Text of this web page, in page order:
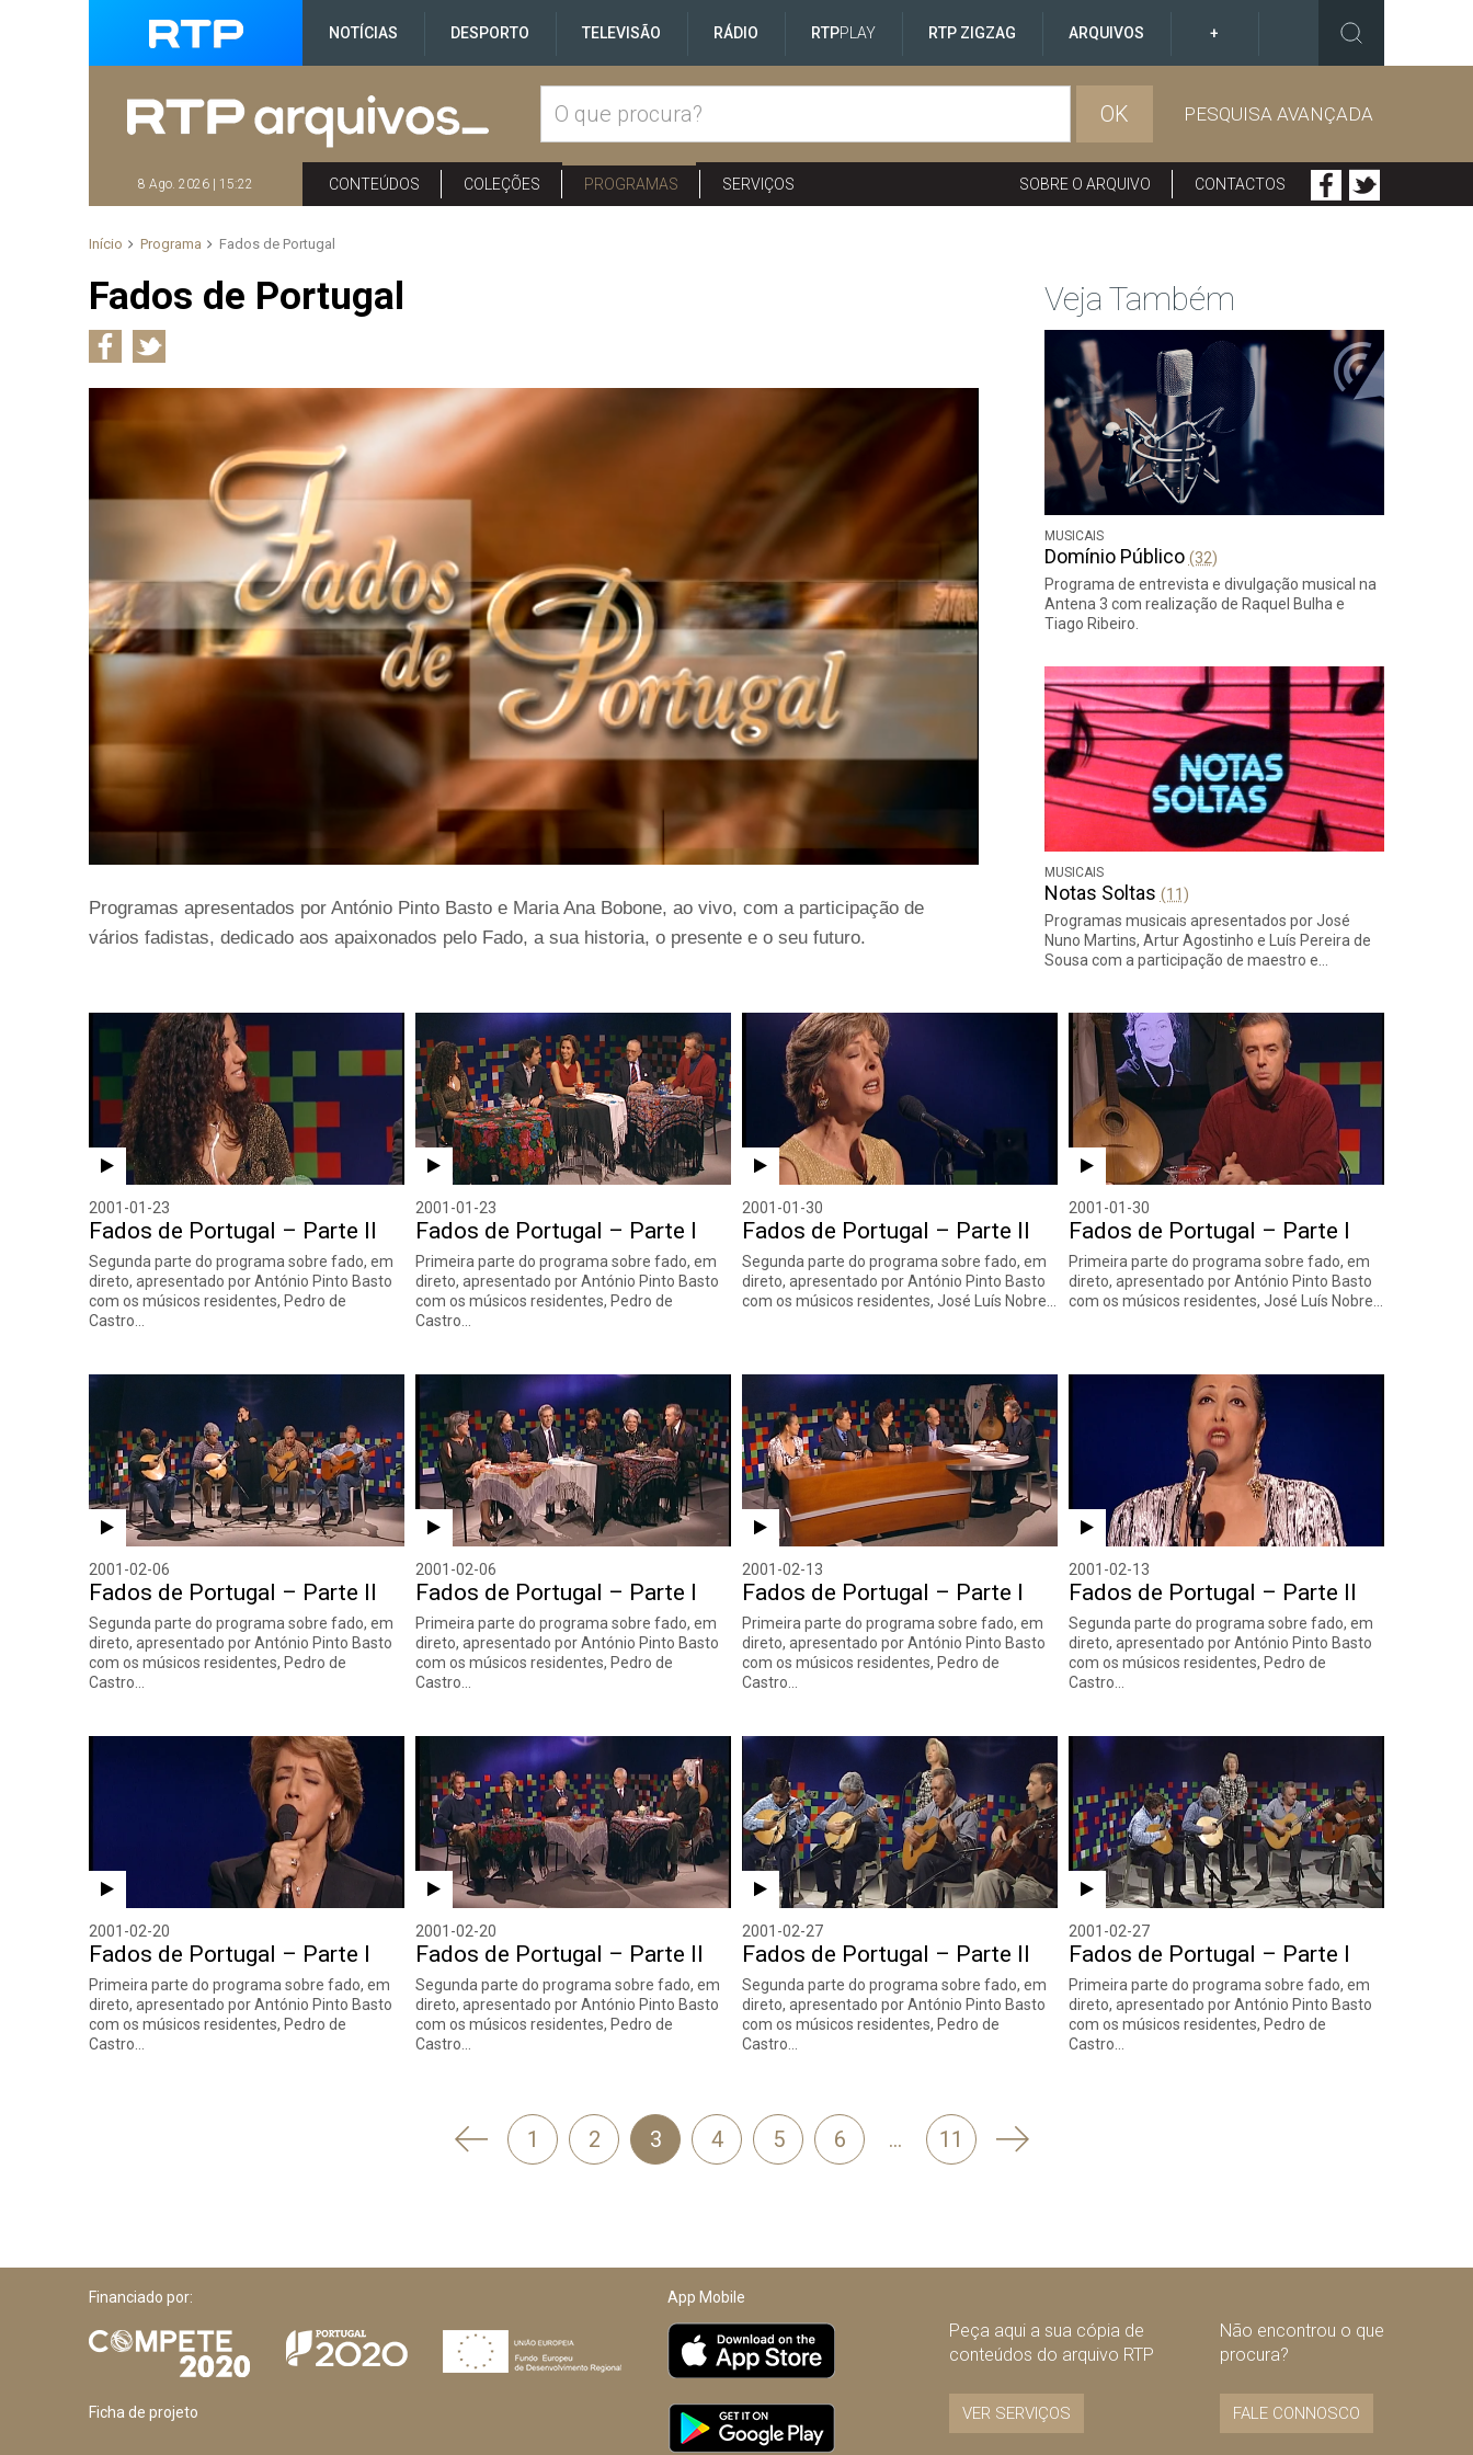
NOTÍCIAS DESPORTO TELEVISÃO RÁDIO RTPPLAY RTP ZIGZAG ARQUIVOS +
OK PESQUISA AVANÇADA
8 Ago. 2026 | 15:22 CONTEÚDOS COLEÇÕES PROGRAMAS SERVIÇOS SOBRE O ARQUIVO CONTACTOS
Início Programa Fados de Portugal
Fados de Portugal
Programas apresentados por António Pinto Basto e Maria Ana Bobone, ao vivo, com a participação de
vários fadistas, dedicado aos apaixonados pelo Fado, a sua historia, o presente e o seu futuro.
2001-01-23
Fados de Portugal – Parte II
Segunda parte do programa sobre fado, em
direto, apresentado por António Pinto Basto
com os músicos residentes, Pedro de
Castro…
2001-01-23
Fados de Portugal – Parte I
Primeira parte do programa sobre fado, em
direto, apresentado por António Pinto Basto
com os músicos residentes, Pedro de
Castro…
2001-01-30
Fados de Portugal – Parte II
Segunda parte do programa sobre fado, em
direto, apresentado por António Pinto Basto
com os músicos residentes, José Luís Nobre…
2001-01-30
Fados de Portugal – Parte I
Primeira parte do programa sobre fado, em
direto, apresentado por António Pinto Basto
com os músicos residentes, José Luís Nobre…
2001-02-06
Fados de Portugal – Parte II
Segunda parte do programa sobre fado, em
direto, apresentado por António Pinto Basto
com os músicos residentes, Pedro de
Castro…
2001-02-06
Fados de Portugal – Parte I
Primeira parte do programa sobre fado, em
direto, apresentado por António Pinto Basto
com os músicos residentes, Pedro de
Castro…
2001-02-13
Fados de Portugal – Parte I
Primeira parte do programa sobre fado, em
direto, apresentado por António Pinto Basto
com os músicos residentes, Pedro de
Castro…
2001-02-13
Fados de Portugal – Parte II
Segunda parte do programa sobre fado, em
direto, apresentado por António Pinto Basto
com os músicos residentes, Pedro de
Castro…
2001-02-20
Fados de Portugal – Parte I
Primeira parte do programa sobre fado, em
direto, apresentado por António Pinto Basto
com os músicos residentes, Pedro de
Castro…
2001-02-20
Fados de Portugal – Parte II
Segunda parte do programa sobre fado, em
direto, apresentado por António Pinto Basto
com os músicos residentes, Pedro de
Castro…
2001-02-27
Fados de Portugal – Parte II
Segunda parte do programa sobre fado, em
direto, apresentado por António Pinto Basto
com os músicos residentes, Pedro de
Castro…
2001-02-27
Fados de Portugal – Parte I
Primeira parte do programa sobre fado, em
direto, apresentado por António Pinto Basto
com os músicos residentes, Pedro de
Castro…
'
1 2 3 4 5 6 … 11 Seguinte
Veja Também
MUSICAIS
Domínio Público (32)
Programa de entrevista e divulgação musical na
Antena 3 com realização de Raquel Bulha e
Tiago Ribeiro.
MUSICAIS
Notas Soltas (11)
Programas musicais apresentados por José
Nuno Martins, Artur Agostinho e Luís Pereira de
Sousa com a participação de maestro e…
Financiado por:
Ficha de projeto
App Mobile
Peça aqui a sua cópia de
conteúdos do arquivo RTP
VER SERVIÇOS
Não encontrou o que
procura?
FALE CONNOSCO